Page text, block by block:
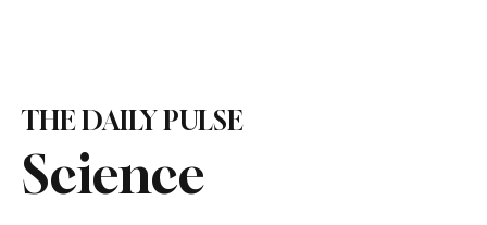
Science
THE DAILY PULSE